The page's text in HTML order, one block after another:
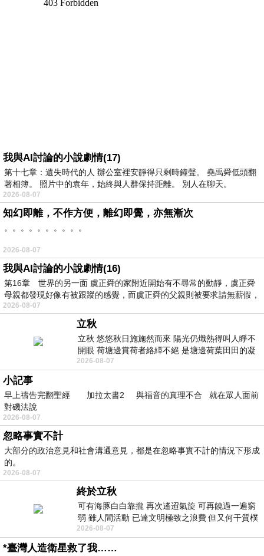
我與AI討論的小說劇情(17)
第十七章：遺失時代的人 辦公室裡安靜得只剩時鐘聲。 堯禹舜低頭翻
著相簿。 照片中的袁年，始終與人群保持距離。 別人在聊天。
2026-08-07
知幻即離，不作方便，離幻即覺，亦無漸次
。。。。。。。。。。
2026-08-07
我與AI討論的小說劇情(16)
第16章 世界的另一面 虞正舜的家附近開始有不尋常的動靜，虞正舜
母親都發現好像有被跟蹤的感覺，而虞正舜的父親則被要求請無薪假，
2026-08-07
立秋
立秋 悠悠秋日施施然而來 陽光仍熾熱得叫人睜不
開眼 荷塘邊賞荷者絡繹不絕 是塘邊荷葉田田的凝
望 風中飄逸的是映日荷花別樣紅
2026-08-07
小記事
早上禱告完翻聖經 加拉太書2 與福音的真理不合 就在眾人面前
對磯法說
2026-08-07
忽略事實不計
大部分的政治意見和社會溝通意見，都是在忽略事實不計的情況下形成
的。
2026-08-07
終於立秋
可有海豚白白靠攏 再次遙迢氣旋 可再饒過一遍窮
弱 雖人間活動 已達文明極致之浪費 但又何干質樸
者 只能白白陪葬
2026-08-07
*臺灣人造衛星救了我……